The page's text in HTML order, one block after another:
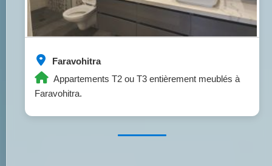
Faravohitra
Appartements T2 ou T3 entièrement meublés à
Faravohitra.